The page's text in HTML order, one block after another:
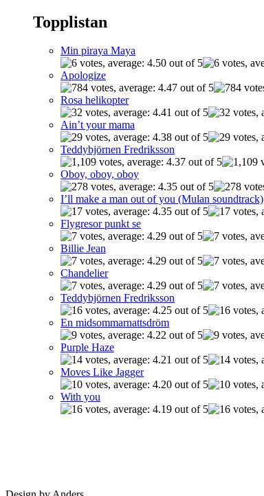
Topplistan
Min piraya Maya
Apologize
Rosa helikopter
Ain’t your mama
Teddybjörnen Fredriksson
Oboy, oboy, oboy
I’ll make a man out of you (Mulan soundtrack)
Flygresor punkt se
Billie Jean
Chandelier
Teddybjörnen Fredriksson
En midsommarnattsdröm
Purple Haze
Moves Like Jagger
With you